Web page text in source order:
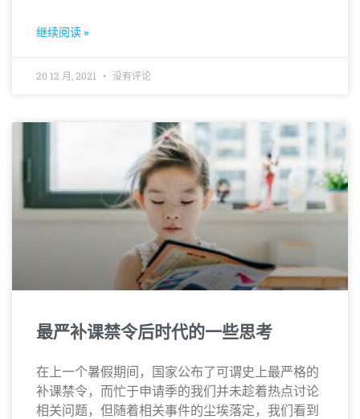
MD也就是常说的医学博士，含金量不言而喻。
继续阅读 »
20 12 月, 2021 没有评论
最严补课禁令后时代的一些思考
在上一个暑假期间，国家公布了可谓史上最严格的
补课禁令，而忙于申请季的我们并未趁着热点讨论
相关问题，但随着相关事件的尘埃落定，我们看到